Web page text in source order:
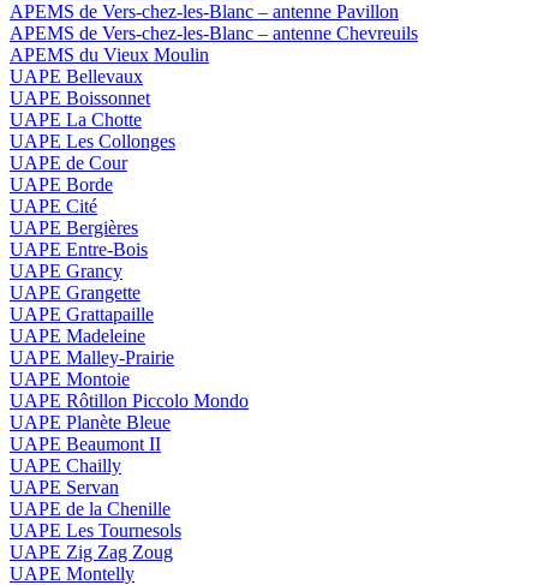
APEMS de Vers-chez-les-Blanc – antenne Pavillon
APEMS de Vers-chez-les-Blanc – antenne Chevreuils
APEMS du Vieux Moulin
UAPE Bellevaux
UAPE Boissonnet
UAPE La Chotte
UAPE Les Collonges
UAPE de Cour
UAPE Borde
UAPE Cité
UAPE Bergières
UAPE Entre-Bois
UAPE Grancy
UAPE Grangette
UAPE Grattapaille
UAPE Madeleine
UAPE Malley-Prairie
UAPE Montoie
UAPE Rôtillon Piccolo Mondo
UAPE Planète Bleue
UAPE Beaumont II
UAPE Chailly
UAPE Servan
UAPE de la Chenille
UAPE Les Tournesols
UAPE Zig Zag Zoug
UAPE Montelly